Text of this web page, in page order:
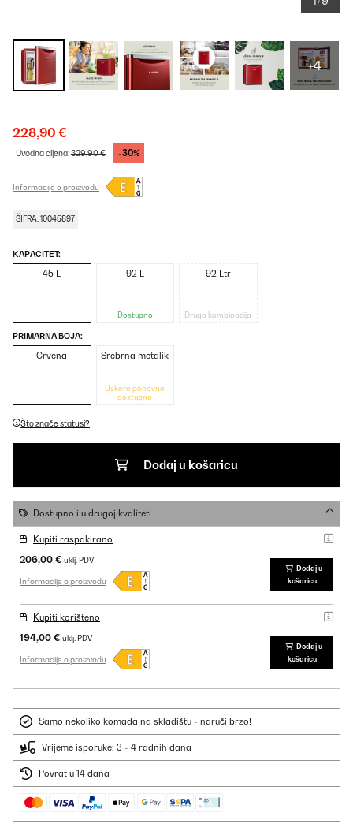
+4
228,90 €
Uvodna cijena:329,90 € -30%
Informacije o proizvodu
ŠIFRA: 10045897
KAPACITET:
45 L 92 L
Dostupno
92 Ltr
Druga kombinacija
PRIMARNA BOJA:
Crvena Srebrna metalik
Uskoro ponovno
dostupno
Što znače statusi?
Dodaj u košaricu
Dostupno i u drugoj kvaliteti
Kupiti raspakirano
206,00 € uklj. PDV
Informacije o proizvodu
Dodaj u
košaricu
Kupiti korišteno
194,00 € uklj. PDV
Informacije o proizvodu
Dodaj u
košaricu
Samo nekoliko komada na skladištu - naruči brzo!
Vrijeme isporuke: 3 - 4 radnih dana
Povrat u 14 dana